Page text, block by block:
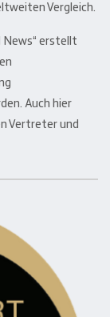
Vergleich.
erstellt
Auch hier
Vertreter und